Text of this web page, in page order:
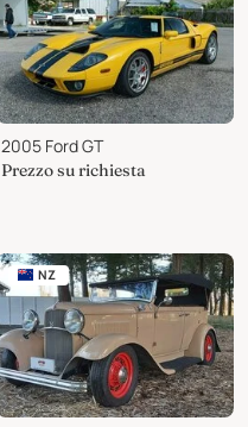
2005 Ford GT
Prezzo su richiesta
NZ